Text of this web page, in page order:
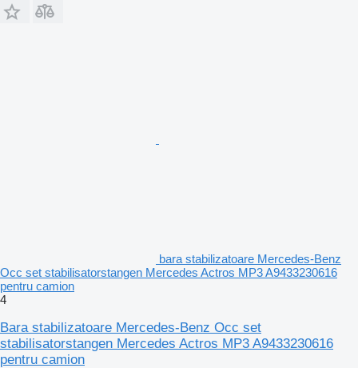
bara stabilizatoare Mercedes-Benz
Occ set stabilisatorstangen Mercedes Actros MP3 A9433230616
pentru camion
4
Bara stabilizatoare Mercedes-Benz Occ set
stabilisatorstangen Mercedes Actros MP3 A9433230616
pentru camion